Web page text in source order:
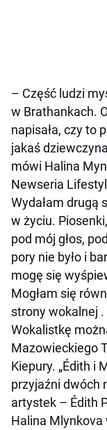
– Część ludzi
w Brathankach.
napisała, czy to
jakaś
mówi Halina
Newseria
Wydałam drugą
w życiu.
pod mój głos,
pory nie było i
mogę się
Mogłam się
strony wokalnej .
Wokalistkę
Mazowieckiego
Kiepury. „Édith i
przyjaźni dwóch
artystek – Édith
Halina Mlynkova